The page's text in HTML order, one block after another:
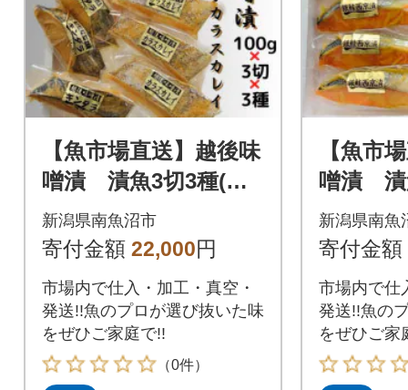
【魚市場直送】越後味
噌漬 漬魚3切3種(銀
鮭・銀ダラ・カラス
カレイ)
新潟県南魚沼市
寄付金額 22,000円
市場内で仕入・加工・真空・
発送!!魚のプロが選び抜いた味
をぜひご家庭で!!
（0件）
【魚市
噌漬 漬
ダラ)
新潟県南魚
寄付金額
市場内で仕
発送!!魚の
をぜひご家